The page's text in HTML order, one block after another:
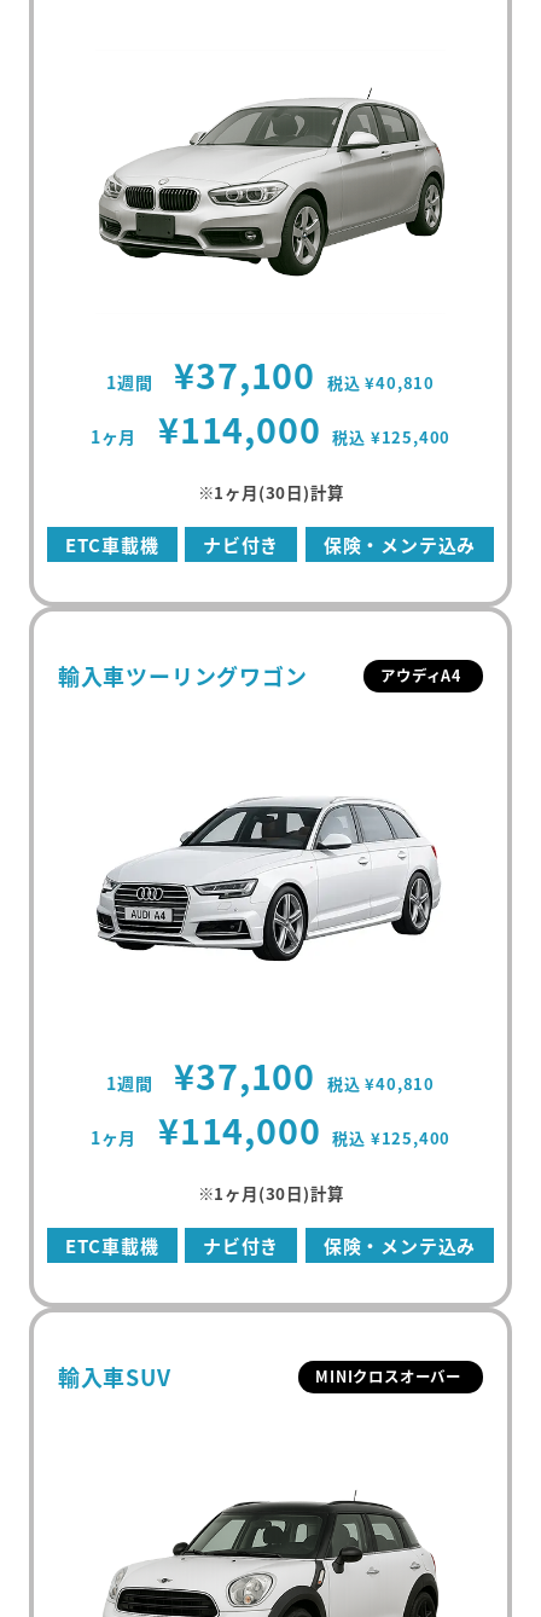
初めての方
マンスリーレンタカーとは
保険/補償について
事故・故障について
マンスリープラン
ウィークリープラン
空港配車・引取プラン
車種から選ぶ
軽ミニクラス
軽ボックスクラス
ハイブリッドクラス
ミニバンクラス
トヨタミニバンクラス
高年式車両
高年式レンタカー
エリアから探す
千葉県
法人向け
1週間 ¥37,100 税込 ¥40,810
1ヶ月 ¥114,000 税込 ¥125,400
※1ヶ月(30日)計算
ETC車載機 ナビ付き 保険・メンテ込み
輸入車ツーリングワゴン アウディA4
1週間 ¥37,100 税込 ¥40,810
1ヶ月 ¥114,000 税込 ¥125,400
※1ヶ月(30日)計算
ETC車載機 ナビ付き 保険・メンテ込み
輸入車SUV MINIクロスオーバー